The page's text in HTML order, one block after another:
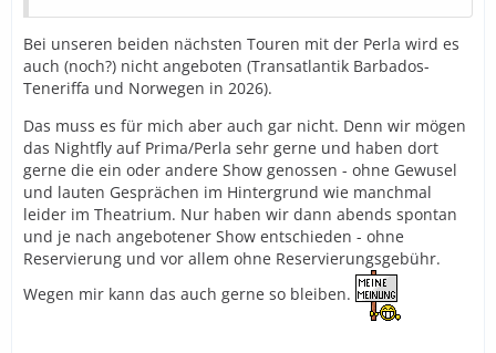
Bei unseren beiden nächsten Touren mit der Perla wird es
auch (noch?) nicht angeboten (Transatlantik Barbados-
Teneriffa und Norwegen in 2026).
Das muss es für mich aber auch gar nicht. Denn wir mögen
das Nightfly auf Prima/Perla sehr gerne und haben dort
gerne die ein oder andere Show genossen - ohne Gewusel
und lauten Gesprächen im Hintergrund wie manchmal
leider im Theatrium. Nur haben wir dann abends spontan
und je nach angebotener Show entschieden - ohne
Reservierung und vor allem ohne Reservierungsgebühr.
Wegen mir kann das auch gerne so bleiben.